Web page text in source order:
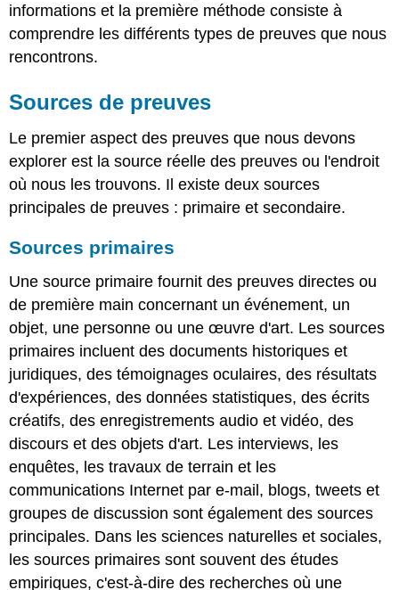
informations et la première méthode consiste à
comprendre les différents types de preuves que nous
rencontrons.
Sources de preuves
Le premier aspect des preuves que nous devons
explorer est la source réelle des preuves ou l'endroit
où nous les trouvons. Il existe deux sources
principales de preuves : primaire et secondaire.
Sources primaires
Une source primaire fournit des preuves directes ou
de première main concernant un événement, un
objet, une personne ou une œuvre d'art. Les sources
primaires incluent des documents historiques et
juridiques, des témoignages oculaires, des résultats
d'expériences, des données statistiques, des écrits
créatifs, des enregistrements audio et vidéo, des
discours et des objets d'art. Les interviews, les
enquêtes, les travaux de terrain et les
communications Internet par e-mail, blogs, tweets et
groupes de discussion sont également des sources
principales. Dans les sciences naturelles et sociales,
les sources primaires sont souvent des études
empiriques, c'est-à-dire des recherches où une